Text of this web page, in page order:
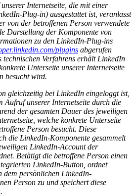
Internetseite, die mit einer
Plug-in) ausgestattet ist, veranlasst
von der betroffenen Person verwendete
Darstellung der Komponente von
zu den LinkedIn-Plug-ins
plugins abgerufen
technischen Verfahrens erhält LinkedIn
Unterseite unserer Internetseite
besucht wird.
gleichzeitig bei LinkedIn eingeloggt ist,
Aufruf unserer Internetseite durch die
der gesamten Dauer des jeweiligen
welche konkrete Unterseite
Person besucht. Diese
die LinkedIn-Komponente gesammelt
LinkedIn-Account der
Betätigt die betroffene Person einen
LinkedIn-Button, ordnet
dem persönlichen LinkedIn-
Person zu und speichert diese